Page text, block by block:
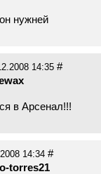
нужней
14:35 #
в Арсенал!!!
14:34 #
torres21